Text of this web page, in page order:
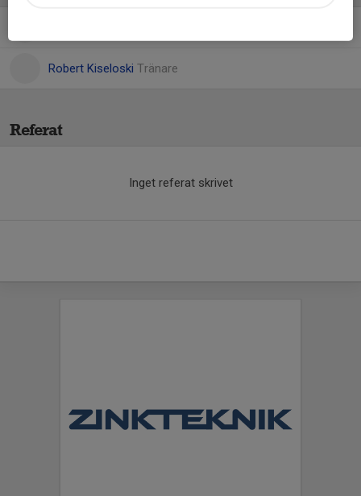
Robert Kiseloski Tränare
Referat
Inget referat skrivet